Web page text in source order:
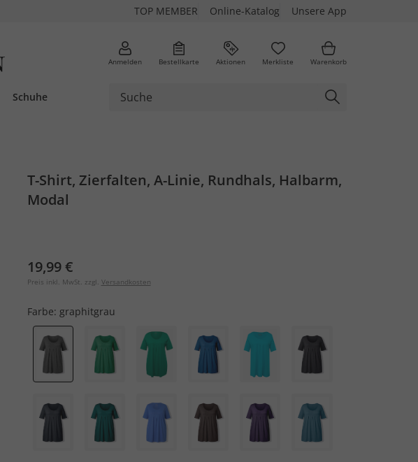
TOP MEMBER Online-Katalog Unsere App
Anmelden Bestellkarte Aktionen Merkliste Warenkorb
Schuhe
T-Shirt, Zierfalten, A-Linie, Rundhals, Halbarm,
Modal
19,99 €
Preis inkl. MwSt. zzgl. Versandkosten
Farbe: graphitgrau